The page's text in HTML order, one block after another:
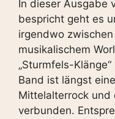
In dieser Ausgabe
bespricht geht es
irgendwo
musikalischem
„Sturmfels-
Band ist längst
Mittelalterrock und
verbunden.